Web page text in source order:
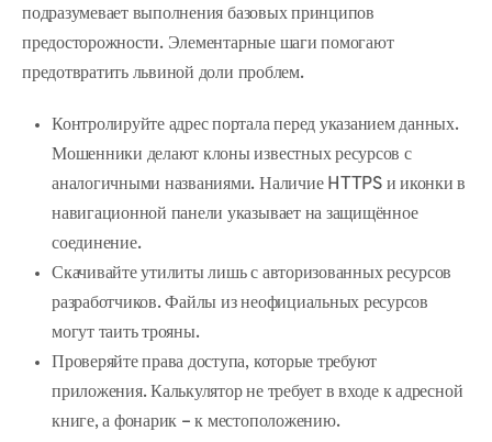
подразумевает выполнения базовых принципов
предосторожности. Элементарные шаги помогают
предотвратить львиной доли проблем.
Контролируйте адрес портала перед указанием данных.
Мошенники делают клоны известных ресурсов с
аналогичными названиями. Наличие HTTPS и иконки в
навигационной панели указывает на защищённое
соединение.
Скачивайте утилиты лишь с авторизованных ресурсов
разработчиков. Файлы из неофициальных ресурсов
могут таить трояны.
Проверяйте права доступа, которые требуют
приложения. Калькулятор не требует в входе к адресной
книге, а фонарик – к местоположению.